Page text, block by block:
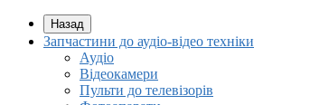
Назад
Запчастини до аудіо-відео техніки
Аудіо
Відеокамери
Пульти до телевізорів